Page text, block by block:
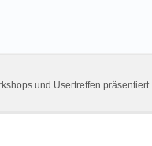
und Usertreffen präsentiert.